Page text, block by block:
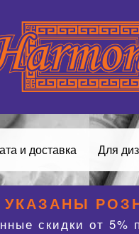
и доставка Для
УКАЗАНЫ
скидки от 5%